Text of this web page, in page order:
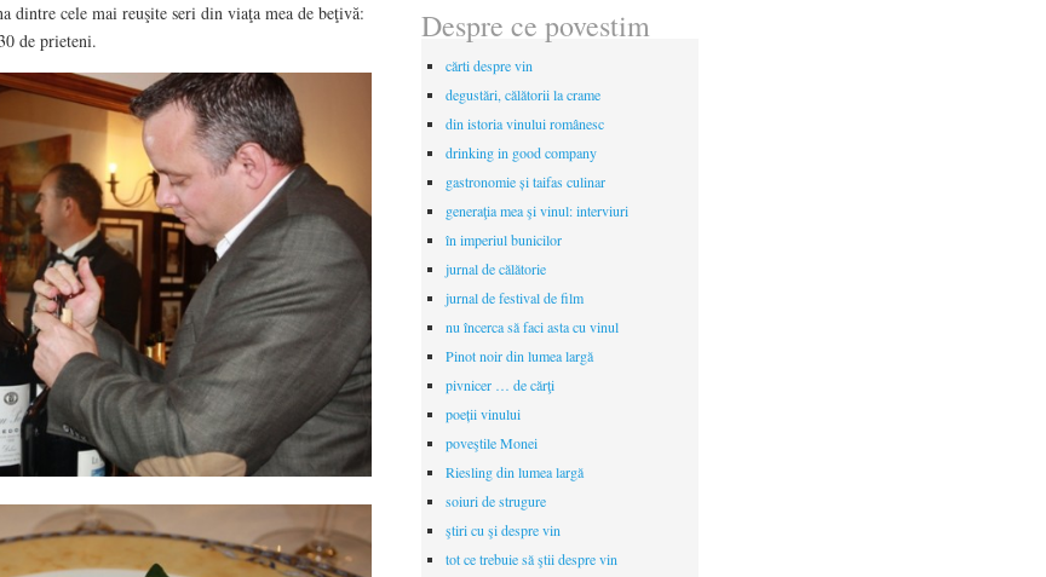
dintre cele mai reuşite seri din viaţa mea de beţivă:
de prieteni.
Despre ce povestim
cărti despre vin
degustări, călătorii la crame
din istoria vinului românesc
drinking in good company
gastronomie și taifas culinar
generaţia mea şi vinul: interviuri
în imperiul bunicilor
jurnal de călătorie
jurnal de festival de film
nu încerca să faci asta cu vinul
Pinot noir din lumea largă
pivnicer … de cărţi
poeții vinului
poveştile Monei
Riesling din lumea largă
soiuri de strugure
ştiri cu şi despre vin
tot ce trebuie să ştii despre vin